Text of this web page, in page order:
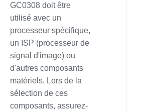
GC0308 doit être
utilisé avec un
processeur spécifique,
un ISP (processeur de
signal d'image) ou
d'autres composants
matériels. Lors de la
sélection de ces
composants, assurez-